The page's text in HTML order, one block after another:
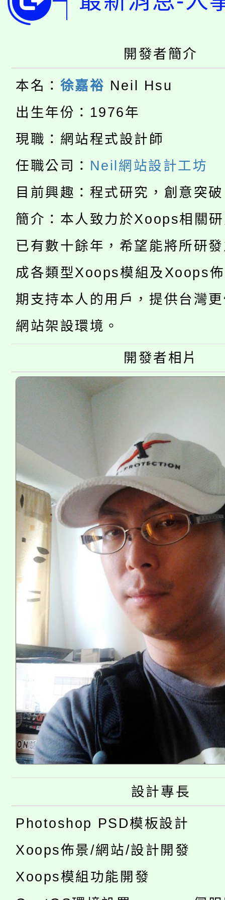
開!
115年桃園市運動會8/
田徑場及游泳池舉行。
桃園市低收入戶享有免
視費優惠，中低收入戶
半價優惠，詳情可洽有
者。
大園自造教育及科技中
大溪自造教育及科技中
淨零綠生活教案入校路
會
公告本校115學年度第
代理(課)教師甄選結果
告(尚有缺額)
「本色祭」8/29、30在
場熱烈登場!
8/21下午1時於龍潭區
徵才活動。
YOUNG桃局內行報名
局官網。
8月14至27日，桃園電
開!
115年桃園市運動會8/
田徑場及游泳池舉行。
桃園市低收入戶享有免
視費優惠，中低收入戶
半價優惠，詳情可洽有
者。
大園自造教育及科技中
份教師增能研習
大溪自造教育及科技中
份教師研習
淨零綠生活教案入校路
開發者簡介
本名： 徐嘉裕 Neil Hsu
出生年份：1976年
現職：網站程式設計師
任職公司： Neil網站設計工坊
目前興趣：程式研究，創意突
簡介：本人致力於Xoops相關
已有數十餘年，希望能將所研
成各類型Xoops模組及Xoops
期支持本人的用戶，提供台灣
網站架設環境。
開發者相片
設計專長
Photoshop PSD模板設計
Xoops佈景/網站/設計開發
Xoops模組功能開發